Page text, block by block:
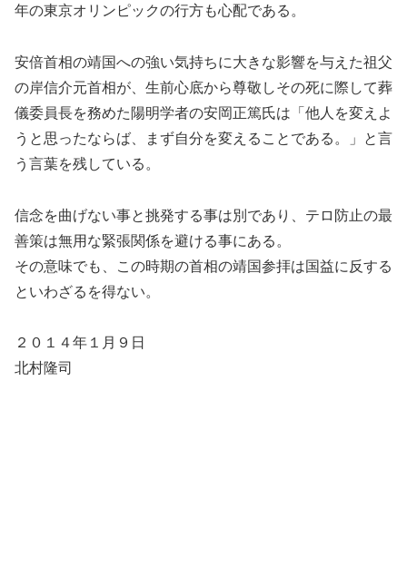
年の東京オリンピックの行方も心配である。
安倍首相の靖国への強い気持ちに大きな影響を与えた祖父
の岸信介元首相が、生前心底から尊敬しその死に際して葬
儀委員長を務めた陽明学者の安岡正篤氏は「他人を変えよ
うと思ったならば、まず自分を変えることである。」と言
う言葉を残している。
信念を曲げない事と挑発する事は別であり、テロ防止の最
善策は無用な緊張関係を避ける事にある。
その意味でも、この時期の首相の靖国参拝は国益に反する
といわざるを得ない。
２０１４年１月９日
北村隆司